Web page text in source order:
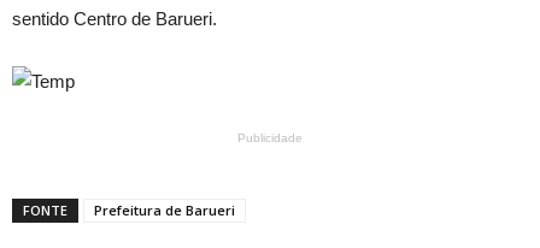
sentido Centro de Barueri.
Publicidade
FONTE Prefeitura de Barueri